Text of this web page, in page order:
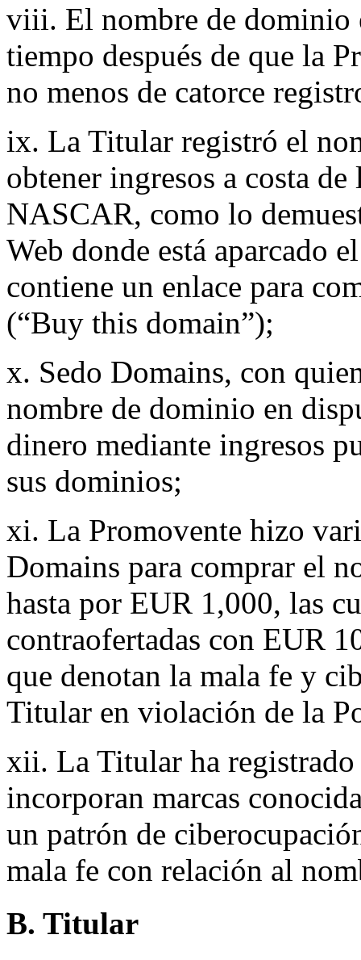
viii. El nombre de dominio
tiempo después de que la
no menos de catorce
ix. La Titular registró el
obtener ingresos a costa
NASCAR, como lo
Web donde está aparcado
contiene un enlace para
(“Buy this domain”);
x. Sedo Domains, con
nombre de dominio en
dinero mediante ingresos
sus dominios;
xi. La Promovente hizo
Domains para comprar el
hasta por EUR 1,000, las
contraofertadas con EUR
que denotan la mala fe y
Titular en violación de la
xii. La Titular ha
incorporan marcas
un patrón de
mala fe con relación al
B. Titular